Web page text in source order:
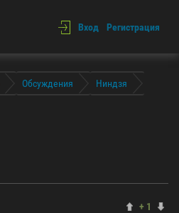
Вход Регистрация
Обсуждения Ниндзя
+ 1